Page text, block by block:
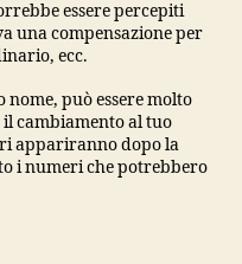
essere percepiti
una compensazione per
ecc.
può essere molto
il cambiamento al tuo
appariranno dopo la
i numeri che potrebbero